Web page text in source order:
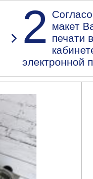
2
макет
печати
электронной